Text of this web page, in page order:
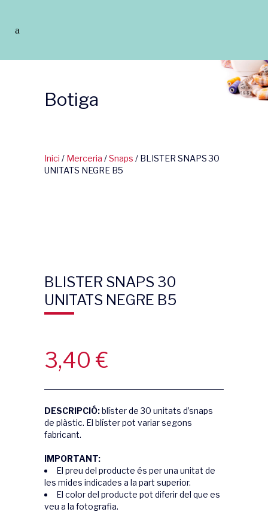
Botiga
Inici / Merceria /Snaps / BLISTER SNAPS 30
UNITATS NEGRE B5
BLISTER SNAPS 30
UNITATS NEGRE B5
3,40 €
DESCRIPCIÓ:blíster de 30 unitats d’snaps
de plàstic. El blíster pot variar segons
fabricant.
IMPORTANT:
El preu del producte és per una unitat de
les mides indicades a la part superior.
El color del producte pot diferir del que es
veu a la fotografia.